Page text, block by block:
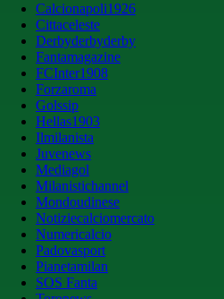
Calcionapoli1926
Cittaceleste
Derbyderbyderby
Fantamagazine
FCInter1908
Forzaroma
Golssip
Hellas1903
Ilmilanista
Juvenews
Mediagol
Milanistichannel
Mondoudinese
Notiziecalciomercato
Numericalcio
Padovasport
Pianetamilan
SOS Fanta